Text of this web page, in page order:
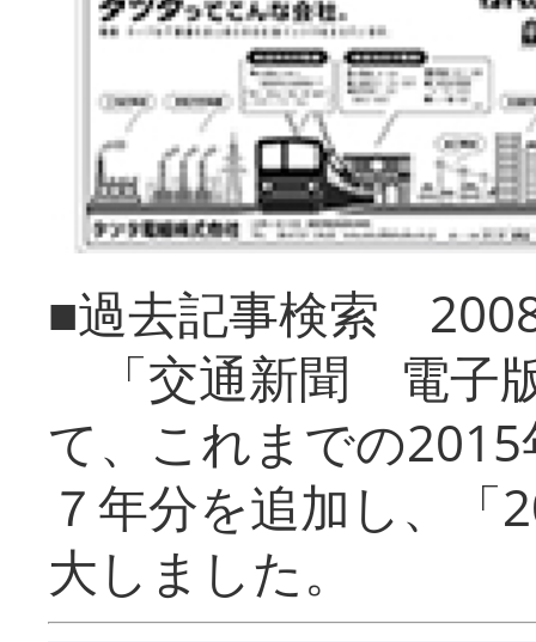
■過去記事検索
「交通新聞 電子
て、これまでの
７年分を追加し、「
大しまし